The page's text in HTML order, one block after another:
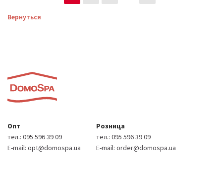
Вернуться
Опт
тел.: 095 596 39 09
E-mail: opt@domospa.ua
Розница
тел.: 095 596 39 09
E-mail: order@domospa.ua